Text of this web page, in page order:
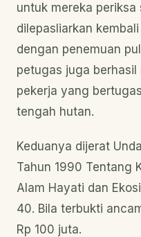
untuk mereka periksa
dilepasliarkan
dengan penemuan
petugas juga
pekerja yang
tengah hutan.
Keduanya dijerat
Tahun 1990 Tentang
Alam Hayati dan
40. Bila terbukti
Rp 100 juta.